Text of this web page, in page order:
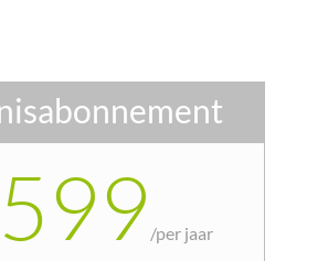
/per jaar